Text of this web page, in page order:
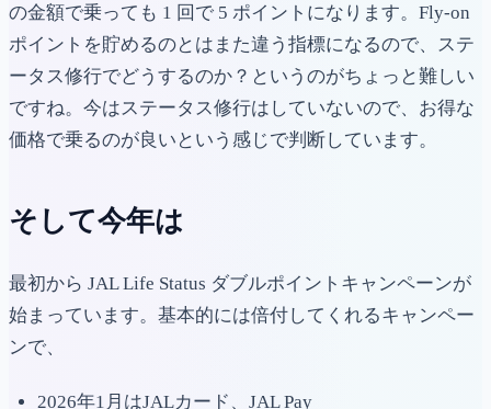
の金額で乗っても 1 回で 5 ポイントになります。Fly-on
ポイントを貯めるのとはまた違う指標になるので、ステ
ータス修行でどうするのか？というのがちょっと難しい
ですね。今はステータス修行はしていないので、お得な
価格で乗るのが良いという感じで判断しています。
そして今年は
最初から JAL Life Status ダブルポイントキャンペーンが
始まっています。基本的には倍付してくれるキャンペー
ンで、
2026年1月はJALカード、JAL Pay